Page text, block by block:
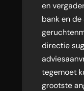
en
bank en
directie
tegemoet
grootste